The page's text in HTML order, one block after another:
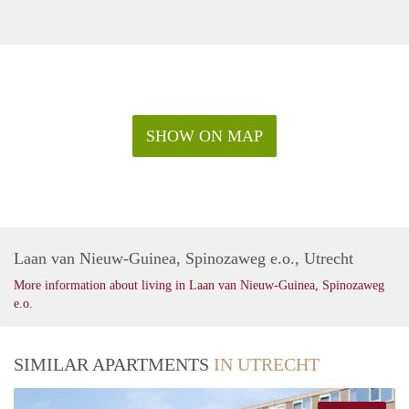
SHOW ON MAP
Laan van Nieuw-Guinea, Spinozaweg e.o., Utrecht
More information about living in Laan van Nieuw-Guinea, Spinozaweg
e.o.
SIMILAR APARTMENTS IN UTRECHT